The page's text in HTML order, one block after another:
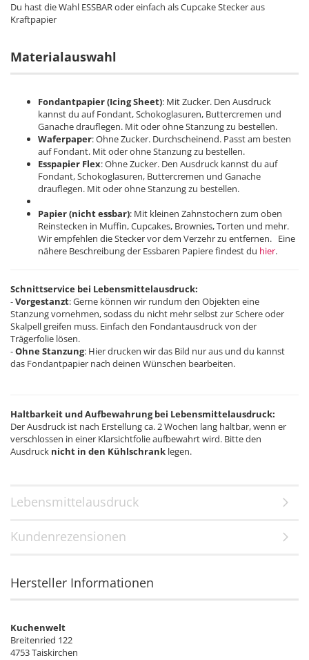
Du hast die Wahl ESSBAR oder einfach als Cupcake Stecker aus
Kraftpapier
Materialauswahl
Fondantpapier (Icing Sheet): Mit Zucker. Den Ausdruck
kannst du auf Fondant, Schokoglasuren, Buttercremen und
Ganache drauflegen. Mit oder ohne Stanzung zu bestellen.
Waferpaper: Ohne Zucker. Durchscheinend. Passt am besten
auf Fondant. Mit oder ohne Stanzung zu bestellen.
Esspapier Flex: Ohne Zucker. Den Ausdruck kannst du auf
Fondant, Schokoglasuren, Buttercremen und Ganache
drauflegen. Mit oder ohne Stanzung zu bestellen.
Papier (nicht essbar): Mit kleinen Zahnstochern zum oben
Reinstecken in Muffin, Cupcakes, Brownies, Torten und mehr.
Wir empfehlen die Stecker vor dem Verzehr zu entfernen. Eine
nähere Beschreibung der Essbaren Papiere findest du hier.
Schnittservice bei Lebensmittelausdruck:
-Vorgestanzt: Gerne können wir rundum den Objekten eine
Stanzung vornehmen, sodass du nicht mehr selbst zur Schere oder
Skalpell greifen muss. Einfach den Fondantausdruck von der
Trägerfolie lösen.
-Ohne Stanzung: Hier drucken wir das Bild nur aus und du kannst
das Fondantpapier nach deinen Wünschen bearbeiten.
Haltbarkeit und Aufbewahrung bei Lebensmittelausdruck:
Der Ausdruck ist nach Erstellung ca. 2 Wochen lang haltbar, wenn er
verschlossen in einer Klarsichtfolie aufbewahrt wird. Bitte den
Ausdruck nicht in den Kühlschrank legen.
Lebensmittelausdruck
Kundenrezensionen
Hersteller Informationen
Kuchenwelt
Breitenried 122
4753 Taiskirchen